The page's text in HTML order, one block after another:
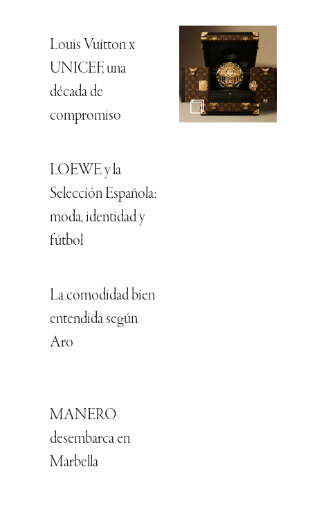
Louis Vuitton x
UNICEF, una
década de
compromiso
LOEWE y la
Selección Española:
moda, identidad y
fútbol
La comodidad bien
entendida según
Aro
MANERO
desembarca en
Marbella